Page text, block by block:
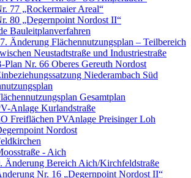
77 „Rockermaier Areal“
80 „Degernpoint Nordost II“
Bauleitplanverfahren
Änderung Flächennutzungsplan – Teilbereich
Neustadtstraße und Industriestraße
Plan Nr. 66 Oberes Gereuth Nordost
Niederambach Süd
Gesamtplan
Anlage Kurlandstraße
Freiflächen PV­Anlage Preisinger Loh
Nordost
- Aich
Änderung Bereich Aich/Kirchfeldstraße
Nr. 16 „Degernpoint Nordost II“